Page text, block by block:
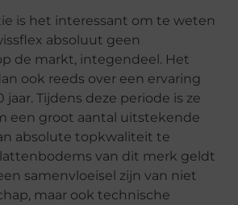
is het interessant om te weten
absoluut geen
de markt, integendeel. Het
ook reeds over een ervaring
jaar. Tijdens deze periode is ze
een groot aantal uitstekende
absolute topkwaliteit te
van dit merk geldt
samenvloeisel zijn van niet
maar ook technische